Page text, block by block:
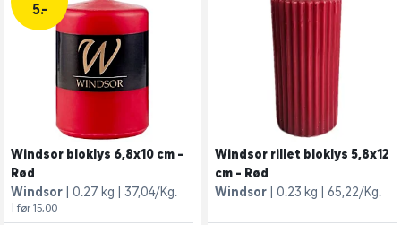
5.-
Windsor bloklys 6,8x10 cm -
Rød
Windsor
0.27 kg 37,04/Kg.
| før 15,00
Windsor rillet bloklys 5,8x12
cm - Rød
Windsor
0.23 kg 65,22/Kg.